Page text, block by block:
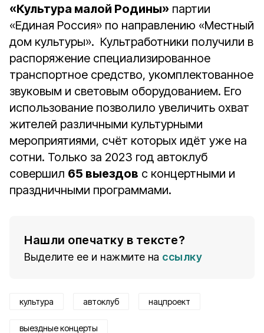
«Культура малой Родины» партии
«Единая Россия» по направлению «Местный
дом культуры». Культработники получили в
распоряжение специализированное
транспортное средство, укомплектованное
звуковым и световым оборудованием. Его
использование позволило увеличить охват
жителей различными культурными
мероприятиями, счёт которых идёт уже на
сотни. Только за 2023 год автоклуб
совершил 65 выездов с концертными и
праздничными программами.
Нашли опечатку в тексте?
Выделите ее и нажмите на ссылку
культура автоклуб нацпроект
выездные концерты